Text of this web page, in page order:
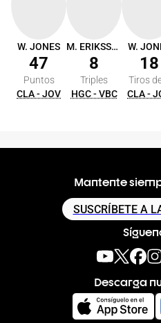
W. JONES
47
Puntos
CLA - JOV
M. ERIKSSON
8
Triples
HGC - VBC
W.
18
Tiros
CLA -
Mantente
SUSCRÍBETE A
Descarga